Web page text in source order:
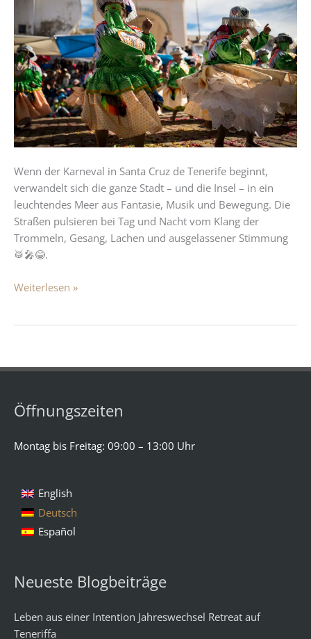
Wenn der Karneval in Santa Cruz de Tenerife beginnt,
verwandelt sich die ganze Stadt – und die Insel – in ein
leuchtendes Meer aus Fantasie, Musik und Bewegung. Die
Straßen pulsieren bei Tag und Nacht vom Klang der
Trommeln, Gesang, Lachen und ausgelassener Stimmung
🥁🎤😂.
Santa
Cruz
de
Tenerife:
Farben,
Musik
und
pure
Weiterlesen »
Öffnungszeiten
Montag bis Freitag: 09:00 – 13:00 Uhr
English
Deutsch
Español
Neueste Blogbeiträge
Leben aus einer Intention Jahreswechsel Retreat auf
Teneriffa